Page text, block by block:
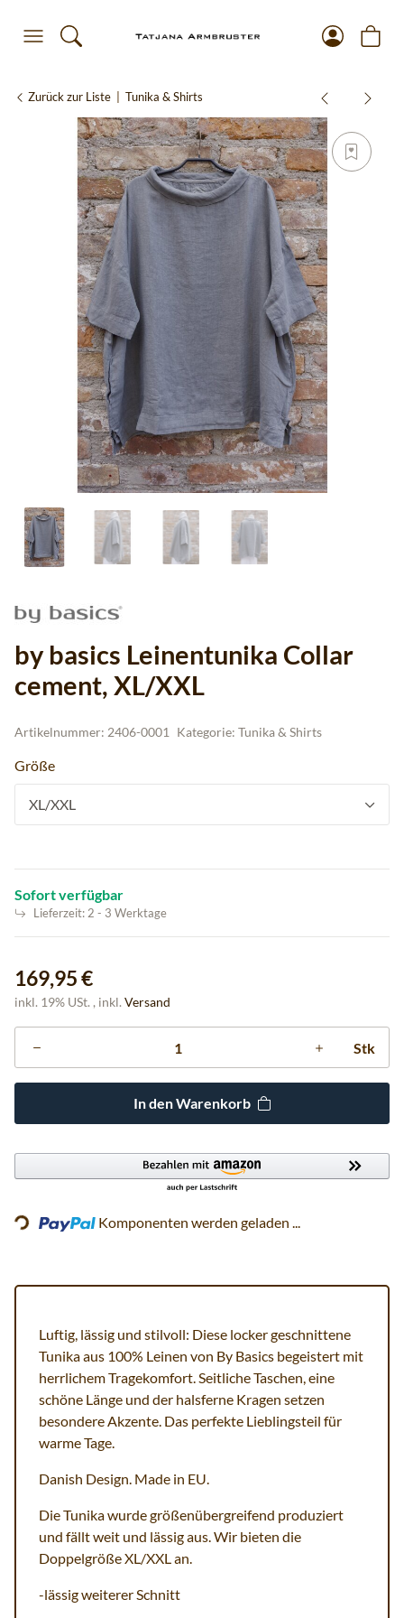
Zurück zur Liste Tunika & Shirts
by basics Leinentunika Collar
cement, XL/XXL
Artikelnummer: 2406-0001 Kategorie: Tunika & Shirts
Größe
XL/XXL
Sofort verfügbar
Lieferzeit: 2 - 3 Werktage
169,95 €
inkl. 19% USt. , inkl. Versand
Stk
In den Warenkorb
Loading... Komponenten werden geladen ...
Luftig, lässig und stilvoll: Diese locker geschnittene
Tunika aus 100% Leinen von By Basics begeistert mit
herrlichem Tragekomfort. Seitliche Taschen, eine
schöne Länge und der halsferne Kragen setzen
besondere Akzente. Das perfekte Lieblingsteil für
warme Tage.
Danish Design. Made in EU.
Die Tunika wurde größenübergreifend produziert
und fällt weit und lässig aus. Wir bieten die
Doppelgröße XL/XXL an.
-lässig weiterer Schnitt